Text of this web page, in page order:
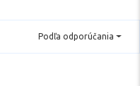
Podľa odporúčania